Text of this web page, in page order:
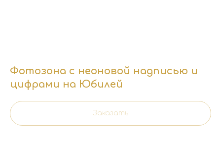
Фотозона с неоновой надписью и
цифрами на Юбилей
Заказать